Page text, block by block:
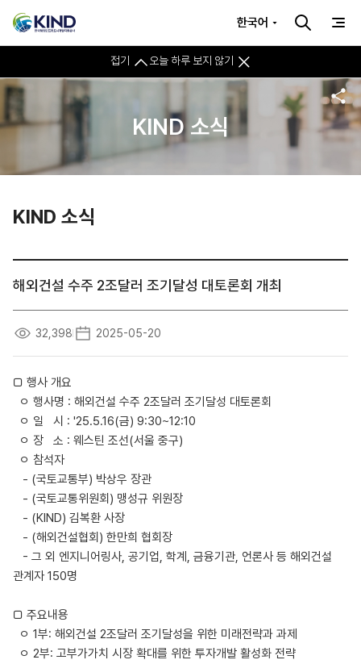
접기 오늘 하루 보지 않기
한국어
KIND 소식
KIND 소식
해외건설 수주 2조달러 조기달성 대토론회 개최
32,398 2025-05-20
□ 행사 개요
ㅇ 행사명 : 해외건설 수주 2조달러 조기달성 대토론회
ㅇ 일 시 : '25.5.16(금) 9:30~12:10
ㅇ 장 소 : 웨스틴 조선(서울 중구)
ㅇ 참석자
- (국토교통부) 박상우 장관
- (국토교통위원회) 맹성규 위원장
- (KIND) 김복환 사장
- (해외건설협회) 한만희 협회장
- 그 외 엔지니어링사, 공기업, 학계, 금융기관, 언론사 등 해외건설
관계자 150명
□ 주요내용
ㅇ 1부: 해외건설 2조달러 조기달성을 위한 미래전략과 과제
ㅇ 2부: 고부가가치 시장 확대를 위한 투자개발 활성화 전략